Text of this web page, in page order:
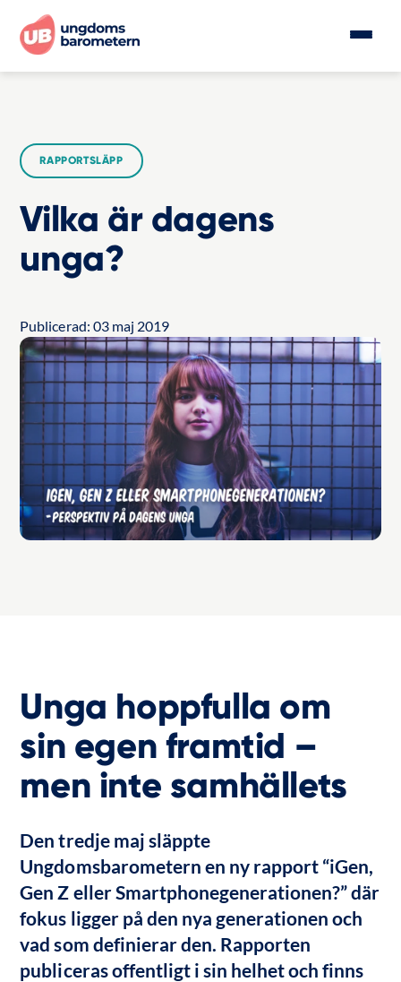
RAPPORTSLÄPP
Vilka är dagens
unga?
Publicerad: 03 maj 2019
Unga hoppfulla om
sin egen framtid –
men inte samhällets
Den tredje maj släppte
Ungdomsbarometern en ny rapport “iGen,
Gen Z eller Smartphonegenerationen?” där
fokus ligger på den nya generationen och
vad som definierar den. Rapporten
publiceras offentligt i sin helhet och finns